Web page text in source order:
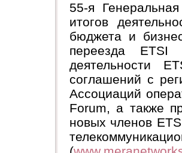
55-я
итогов
бюджета и
переезда ETSI
деятельности
соглашений с
Ассоциаций
Forum, а также
новых членов